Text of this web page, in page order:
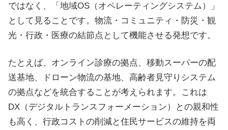
ではなく、「地域OS（オペレーティングシステム）」
として見ることです。物流・コミュニティ・防災・観
光・行政・医療の結節点として機能させる発想です。
たとえば、オンライン診療の拠点、移動スーパーの配
送基地、ドローン物流の基地、高齢者見守りシステム
の拠点などを統合することが考えられます。これは
DX（デジタルトランスフォーメーション）との親和性
も高く、行政コストの削減と住民サービスの維持を両